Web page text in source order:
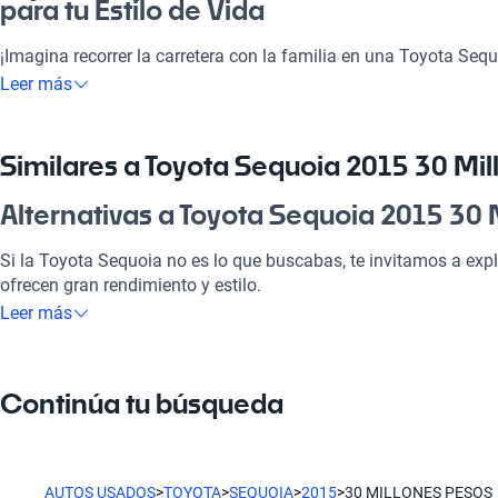
para tu Estilo de Vida
¡Imagina recorrer la carretera con la familia en una Toyota
Este vehículo grande y espacioso te ofrece la combinación
2015 es más que un auto, es una inversión inteligente que te
cachai?
¿Por qué elegir Toyota Sequoia 2015
Tecnología al servicio de tu comodidad
Disfrutá de la mejor tecnología con Tecnología moderna, lo que
Leer más
Similares a Toyota Sequoia 2015 30
Alternativas a Toyota Sequoia 2015 30
Si la Toyota Sequoia no es lo que buscabas, te invitamos a
ofrecen gran rendimiento y estilo.
Toyota RAV4
Leer más
Continúa tu búsqueda
AUTOS USADOS>TOYOTA>SEQUOIA>2015>30 MILLONES PESOS